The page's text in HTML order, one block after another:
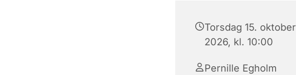
Torsdag 15. oktober
2026, kl. 10:00
Pernille Egholm